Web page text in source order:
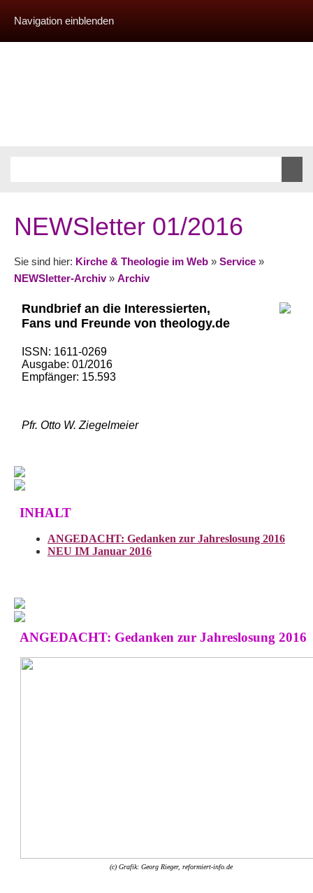
Navigation einblenden
NEWSletter 01/2016
Sie sind hier: Kirche & Theologie im Web » Service »
NEWSletter-Archiv» Archiv
Rundbrief an die Interessierten,
Fans und Freunde von theology.de
ISSN: 1611-0269
Ausgabe: 01/2016
Empfänger: 15.593
Pfr. Otto W. Ziegelmeier
INHALT
ANGEDACHT: Gedanken zur Jahreslosung 2016
NEU IM Januar 2016
ANGEDACHT: Gedanken zur Jahreslosung 2016
(c) Grafik: Georg Rieger, reformiert-info.de